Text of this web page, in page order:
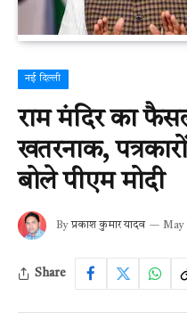
नई दिल्ली
राम मंदिर का
खतरनाक,
बोले पीएम मोदी
By प्रकाश कुमार यादव May
Share